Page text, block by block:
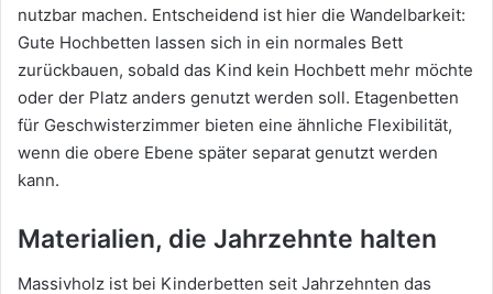
nutzbar machen. Entscheidend ist hier die Wandelbarkeit:
Gute Hochbetten lassen sich in ein normales Bett
zurückbauen, sobald das Kind kein Hochbett mehr möchte
oder der Platz anders genutzt werden soll. Etagenbetten
für Geschwisterzimmer bieten eine ähnliche Flexibilität,
wenn die obere Ebene später separat genutzt werden
kann.
Materialien, die Jahrzehnte halten
Massivholz ist bei Kinderbetten seit Jahrzehnten das